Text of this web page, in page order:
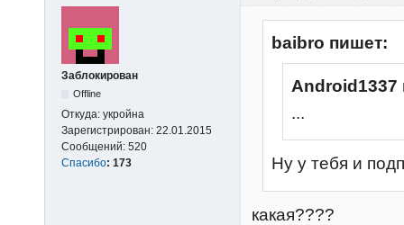
Заблокирован
Offline
Откуда: укройна
Зарегистрирован: 22.01.2015
Сообщений: 520
Спасибо: 173
baibro пишет:
Android1337
...
Ну у тебя и
какая????